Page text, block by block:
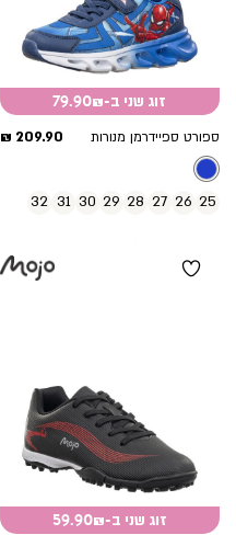
זוג שני ב-79.90₪
ספורט ספיידרמן מנורות
מחיר
209.90 ₪
25
26
27
28
29
30
31
32
זוג שני ב-59.90₪